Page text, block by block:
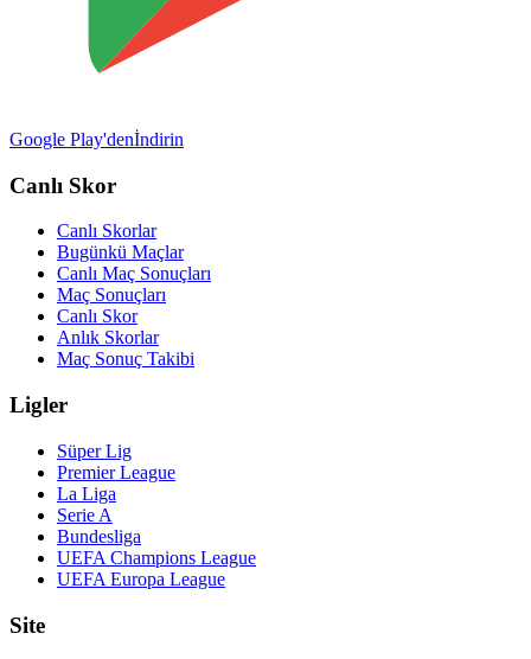
Google Play'denİndirin
Canlı Skor
Canlı Skorlar
Bugünkü Maçlar
Canlı Maç Sonuçları
Maç Sonuçları
Canlı Skor
Anlık Skorlar
Maç Sonuç Takibi
Ligler
Süper Lig
Premier League
La Liga
Serie A
Bundesliga
UEFA Champions League
UEFA Europa League
Site